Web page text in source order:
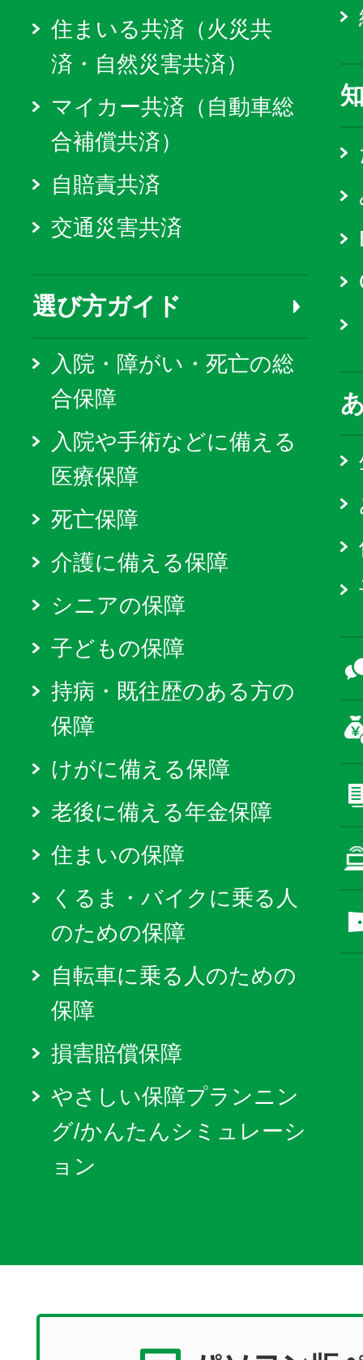
住まいる共済（火災共
済・自然災害共済）
マイカー共済（自動車総
合補償共済）
自賠責共済
交通災害共済
選び方ガイド
入院・障がい・死亡の総
合保障
入院や手術などに備える
医療保障
死亡保障
介護に備える保障
シニアの保障
子どもの保障
持病・既往歴のある方の
保障
けがに備える保障
老後に備える年金保障
住まいの保障
くるま・バイクに乗る人
のための保障
自転車に乗る人のための
保障
損害賠償保障
やさしい保障プランニン
グ/かんたんシミュレーシ
ョン